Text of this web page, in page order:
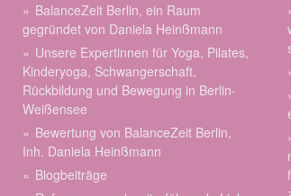
BalanceZeit Berlin, ein Raum
gegründet von Daniela Heinßmann
Unsere Expertinnen für Yoga, Pilates,
Kinderyoga, Schwangerschaft,
Rückbildung und Bewegung in Berlin-
Weißensee
Bewertung von BalanceZeit Berlin,
Inh. Daniela Heinßmann
Blogbeiträge